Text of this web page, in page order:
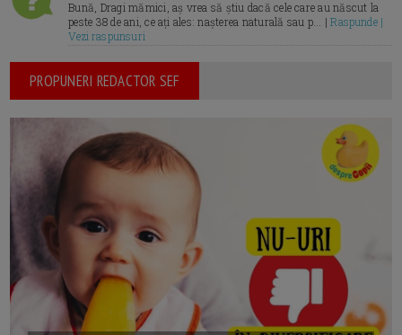
Bună, Dragi mămici, aș vrea să știu dacă cele care au născut la
peste 38 de ani, ce ați ales: nașterea naturală sau p... |Raspunde |
Vezi raspunsuri
PROPUNERI REDACTOR SEF